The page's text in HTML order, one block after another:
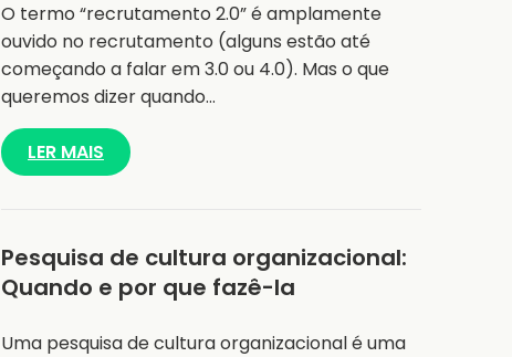
O termo “recrutamento 2.0” é amplamente
ouvido no recrutamento (alguns estão até
começando a falar em 3.0 ou 4.0). Mas o que
queremos dizer quando…
LER MAIS
Pesquisa de cultura organizacional:
Quando e por que fazê-la
Uma pesquisa de cultura organizacional é uma